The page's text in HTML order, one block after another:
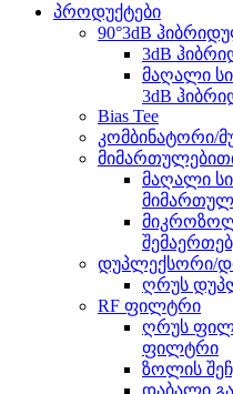
პროდუქტები
90°3dB
3dB
მაღალი
3dB
Bias Tee
კომბინატორი/
მაღალი
დუპლექსორი/
ღრუს
RF ფილტრი
ღრუს
ფილტრი
ზოლის
დაბალი